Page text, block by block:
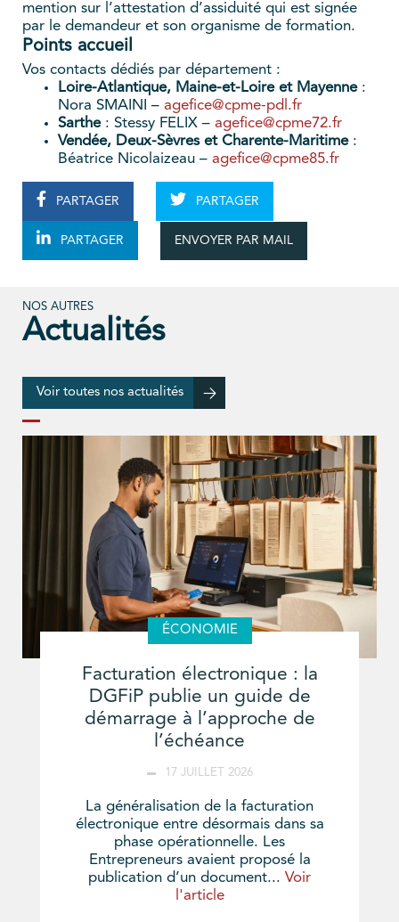
mention sur l’attestation d’assiduité qui est signée
par le demandeur et son organisme de formation.
Points accueil
Vos contacts dédiés par département :
Loire-Atlantique, Maine-et-Loire et Mayenne:
Nora SMAINI – agefice@cpme-pdl.fr
Sarthe: Stessy FELIX – agefice@cpme72.fr
Vendée, Deux-Sèvres et Charente-Maritime:
Béatrice Nicolaizeau – agefice@cpme85.fr
PARTAGER PARTAGER
PARTAGER ENVOYER PAR MAIL
NOS AUTRES
Actualités
Voir toutes nos actualités
ÉCONOMIE
Facturation électronique : la
DGFiP publie un guide de
démarrage à l’approche de
l’échéance
17 JUILLET 2026
La généralisation de la facturation
électronique entre désormais dans sa
phase opérationnelle. Les
Entrepreneurs avaient proposé la
publication d’un document... Voir
l'article